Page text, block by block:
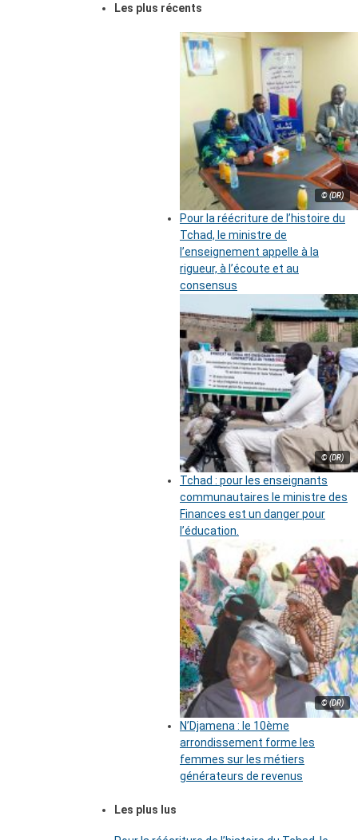
Les plus récents
© (DR)
Pour la réécriture de l’histoire du
Tchad, le ministre de
l’enseignement appelle à la
rigueur, à l’écoute et au
consensus
© (DR)
Tchad : pour les enseignants
communautaires le ministre des
Finances est un danger pour
l’éducation.
© (DR)
N’Djamena : le 10ème
arrondissement forme les
femmes sur les métiers
générateurs de revenus
Les plus lus